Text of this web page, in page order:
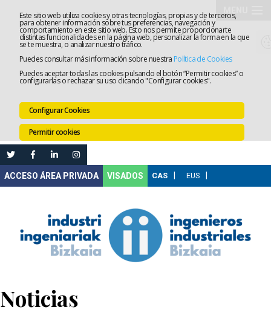
Este sitio web utiliza cookies y otras tecnologías, propias y de terceros,
para obtener información sobre tus preferencias, navegación y
comportamiento en este sitio web. Esto nos permite proporcionarte
distintas funcionalidades en la página web, personalizar la forma en la que
se te muestra, o analizar nuestro tráfico.
Puedes consultar más información sobre nuestra Política de Cookies
Puedes aceptar todas las cookies pulsando el botón “Permitir cookies” o
configurarlas o rechazar su uso clicando "Configurar cookies".
Configurar Cookies
Permitir cookies
VISADOS
Noticias
El
Colegio
Empleo
Ventanilla